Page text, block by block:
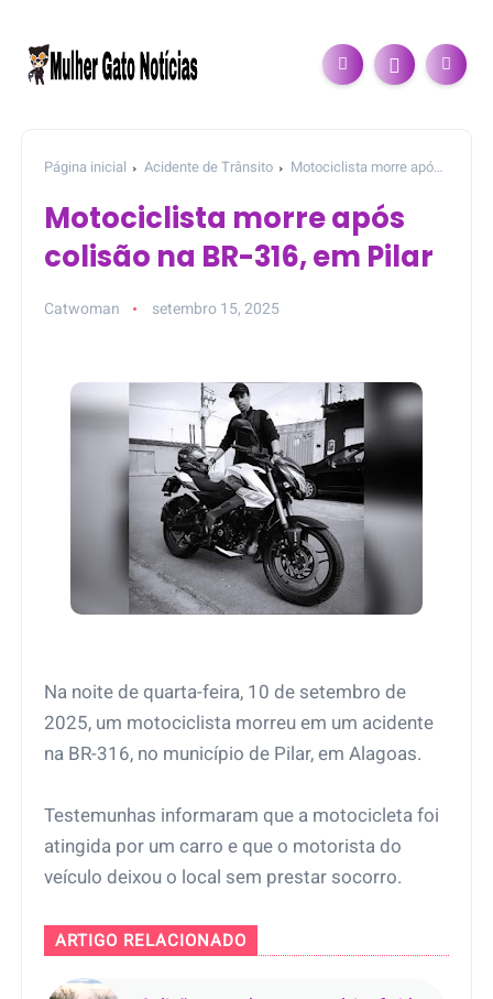
Página inicial Acidente de Trânsito
Motociclista morre após
Motociclista morre após
colisão na BR-316, em Pilar
Catwoman setembro 15, 2025
Na noite de quarta-feira, 10 de setembro de
2025, um motociclista morreu em um acidente
na BR-316, no município de Pilar, em Alagoas.
Testemunhas informaram que a motocicleta foi
atingida por um carro e que o motorista do
veículo deixou o local sem prestar socorro.
ARTIGO RELACIONADO